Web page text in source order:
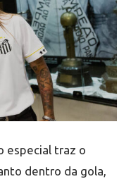
especial traz o
dentro da gola,